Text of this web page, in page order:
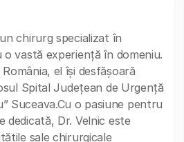
chirurg specializat în
vastă experiență în domeniu.
el își desfășoară
Spital Județean de Urgență
Suceava.Cu o pasiune pentru
dedicată, Dr. Velnic este
sale chirurgicale